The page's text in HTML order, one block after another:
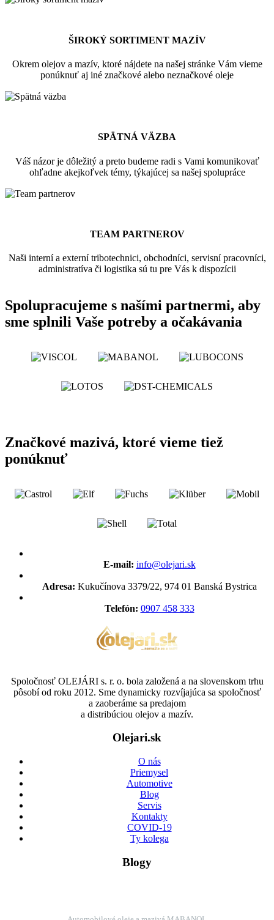
ŠIROKÝ SORTIMENT MAZÍV
Okrem olejov a mazív, ktoré nájdete na našej stránke Vám vieme
ponúknuť aj iné značkové alebo neznačkové oleje
SPÄTNÁ VÄZBA
Váš názor je dôležitý a preto budeme radi s Vami komunikovať
ohľadne akejkoľvek témy, týkajúcej sa našej spolupráce
TEAM PARTNEROV
Naši interní a externí tribotechnici, obchodníci, servisní pracovníci,
administratíva či logistika sú tu pre Vás k dispozícii
Spolupracujeme s našími partnermi, aby
sme splnili Vaše potreby a očakávania
Značkové mazivá, ktoré vieme tiež
ponúknuť
E-mail: info@olejari.sk
Adresa: Kukučínova 3379/22, 974 01 Banská Bystrica
Telefón: 0907 458 333
Spoločnosť OLEJÁRI s. r. o. bola založená a na slovenskom trhu
pôsobí od roku 2012. Sme dynamicky rozvíjajúca sa spoločnosť
a zaoberáme sa predajom
a distribúciou olejov a mazív.
Olejari.sk
O nás
Priemysel
Automotive
Blog
Servis
Kontakty
COVID-19
Ty kolega
Blogy